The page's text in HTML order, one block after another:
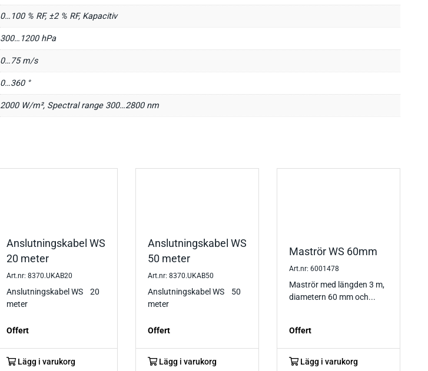
0…100 % RF, ±2 % RF, Kapacitiv
300…1200 hPa
0…75 m/s
0…360 °
2000 W/m², Spectral range 300…2800 nm
Anslutningskabel WS
20 meter
Art.nr: 8370.UKAB20
Anslutningskabel WS 20
meter
Offert
Lägg i varukorg
Anslutningskabel WS
50 meter
Art.nr: 8370.UKAB50
Anslutningskabel WS 50
meter
Offert
Lägg i varukorg
Maströr WS 60mm
Art.nr: 6001478
Maströr med längden 3 m,
diametern 60 mm och...
Offert
Lägg i varukorg